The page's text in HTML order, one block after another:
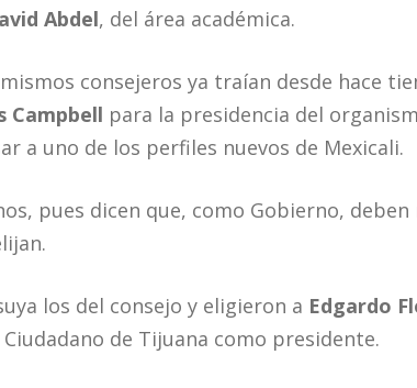
Abdel, del área académica.
consejeros ya traían desde hace
Campbell para la presidencia del
a uno de los perfiles nuevos de Mexicali.
pues dicen que, como Gobierno,
los del consejo y eligieron a Edgardo
de Tijuana como presidente.